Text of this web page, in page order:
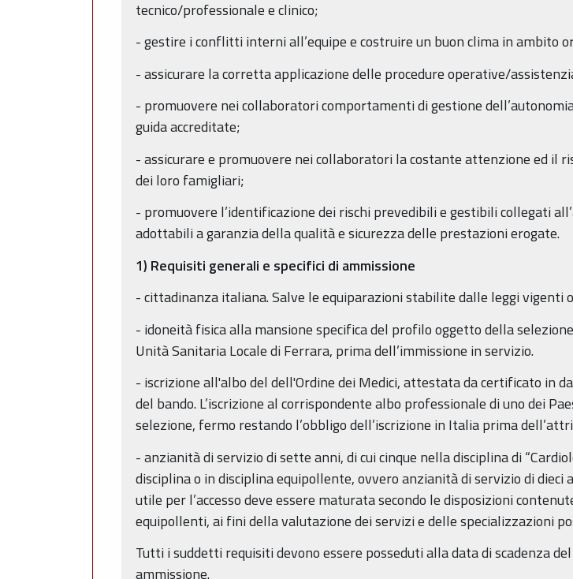
tecnico/professionale e clinico;
- gestire i conflitti interni all’equipe e costruire un buon clima in ambito
- assicurare la corretta applicazione delle procedure operative/
- promuovere nei collaboratori comportamenti di gestione
guida accreditate;
- assicurare e promuovere nei collaboratori la costante attenzione ed il
dei loro famigliari;
- promuovere l’identificazione dei rischi prevedibili e gestibili collegati
adottabili a garanzia della qualità e sicurezza delle prestazioni erogate.
1) Requisiti generali e specifici di ammissione
- cittadinanza italiana. Salve le equiparazioni stabilite dalle leggi vigenti
- idoneità fisica alla mansione specifica del profilo oggetto della
Unità Sanitaria Locale di Ferrara, prima dell’immissione in servizio.
- iscrizione all'albo del dell'Ordine dei Medici, attestata da certificato in
del bando. L’iscrizione al corrispondente albo professionale di uno dei
selezione, fermo restando l’obbligo dell’iscrizione in Italia prima
- anzianità di servizio di sette anni, di cui cinque nella disciplina di
disciplina o in disciplina equipollente, ovvero anzianità di servizio di dieci
utile per l’accesso deve essere maturata secondo le disposizioni
equipollenti, ai fini della valutazione dei servizi e delle specializzazioni
Tutti i suddetti requisiti devono essere posseduti alla data di scadenza
ammissione.